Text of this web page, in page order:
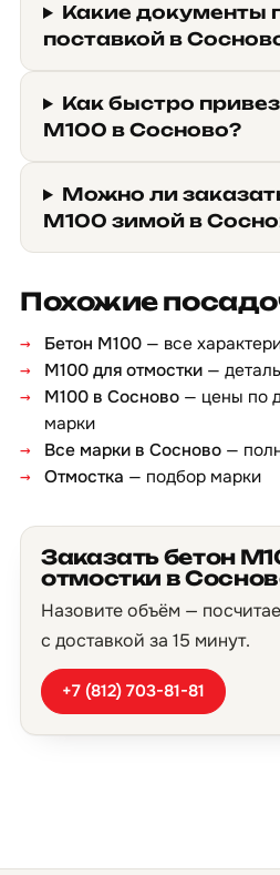
Какие документы
поставкой в
Как быстро
М100 в Сосново?
Можно ли
М100 зимой в
Похожие
Бетон М100 — все
М100 для отмостки —
М100 в Сосново — цены по
марки
Все марки в Сосново —
Отмостка — подбор марки
Заказать бетон
отмостки в
Назовите объём —
с доставкой за 15 минут.
+7 (812) 703-81-81